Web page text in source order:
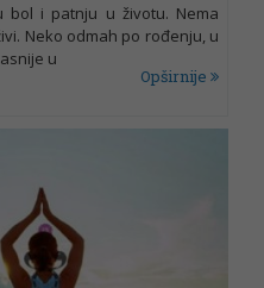
bol i patnju u životu. Nema
Neko odmah po rođenju, u
u
Opširnije